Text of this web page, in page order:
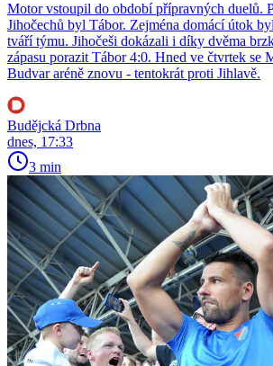
Motor vstoupil do období přípravných duelů.
Jihočechů byl Tábor. Zejména domácí útok
tváří týmu. Jihočeši dokázali i díky dvěma
zápasu porazit Tábor 4:0. Hned ve čtvrtek se
Budvar aréně znovu - tentokrát proti Jihlavě.
Budějcká Drbna
dnes, 17:33
3 min